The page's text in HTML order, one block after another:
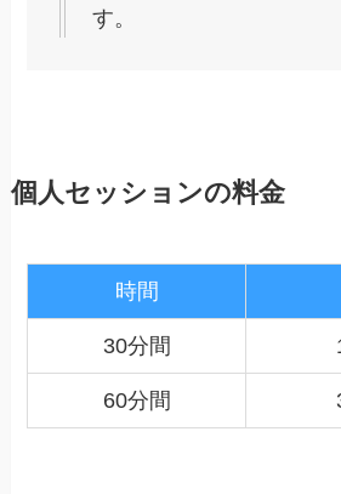
す。
個人セッションの料金
時間
30分間
60分間